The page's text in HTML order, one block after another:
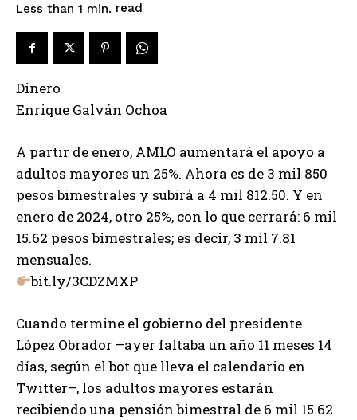
Less than 1 min. read
Dinero
Enrique Galván Ochoa
A partir de enero, AMLO aumentará el apoyo a
adultos mayores un 25%. Ahora es de 3 mil 850
pesos bimestrales y subirá a 4 mil 812.50. Y en
enero de 2024, otro 25%, con lo que cerrará: 6 mil
15.62 pesos bimestrales; es decir, 3 mil 7.81
mensuales.
bit.ly/3CDZMXP
Cuando termine el gobierno del presidente
López Obrador –ayer faltaba un año 11 meses 14
días, según el bot que lleva el calendario en
Twitter–, los adultos mayores estarán
recibiendo una pensión bimestral de 6 mil 15.62